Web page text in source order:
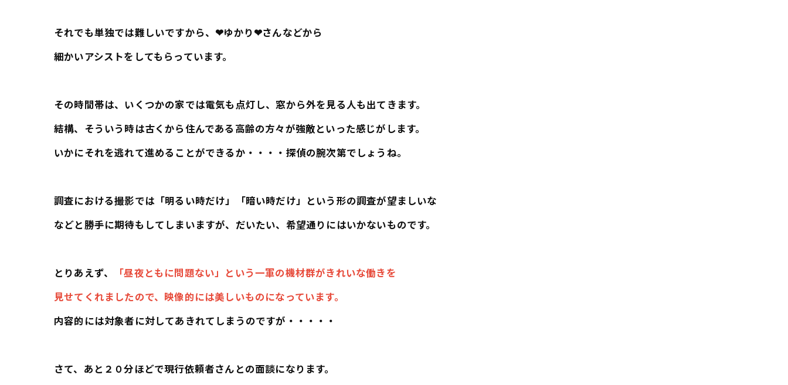
それでも単独では難しいですから、❤ゆかり❤さんなどから
細かいアシストをしてもらっています。
その時間帯は、いくつかの家では電気も点灯し、窓から外を見る人も出てきます。
結構、そういう時は古くから住んである高齢の方々が強敵といった感じがします。
いかにそれを逃れて進めることができるか・・・・探偵の腕次第でしょうね。
調査における撮影では「明るい時だけ」「暗い時だけ」という形の調査が望ましいな
などと勝手に期待もしてしまいますが、だいたい、希望通りにはいかないものです。
とりあえず、
「昼夜ともに問題ない」という一軍の機材群がきれいな働きを
見せてくれましたので、映像的には美しいものになっています。
内容的には対象者に対してあきれてしまうのですが・・・・・
さて、あと２０分ほどで現行依頼者さんとの面談になります。